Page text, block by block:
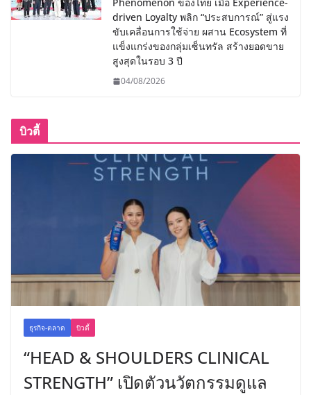
Phenomenon ของไทย เมื่อ Experience-
driven Loyalty พลิก “ประสบการณ์” สู่แรง
ขับเคลื่อนการใช้จ่าย ผสาน Ecosystem ที่
แข็งแกร่งของกลุ่มเซ็นทรัล สร้างยอดขาย
สูงสุดในรอบ 3 ปี
04/08/2026
บิวตี้
ธุรกิจ-ตลาด บิวตี้
“HEAD & SHOULDERS CLINICAL
STRENGTH” เปิดตัวนวัตกรรมดูแล